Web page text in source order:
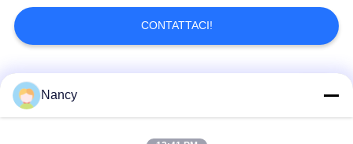
CONTATTACI!
Categorie popolari
Sacchetto di filtro di
Nancy